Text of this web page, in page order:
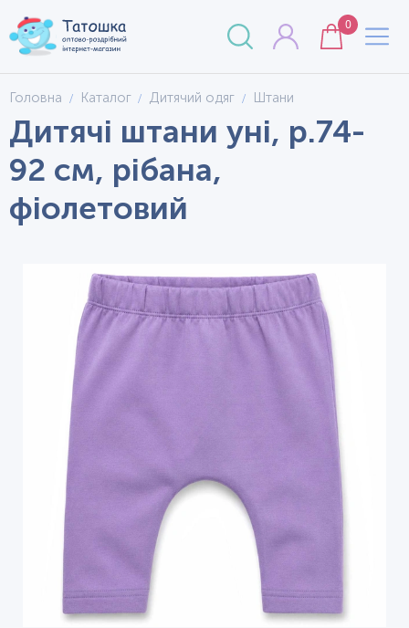
0
Головна Каталог Дитячий одяг Штани
Дитячі штани уні, р.74-
92 см, рібана,
фіолетовий